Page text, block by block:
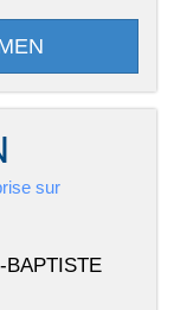
sur
BAPTISTE